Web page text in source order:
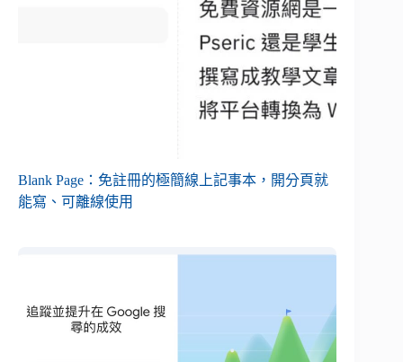
Blank Page：免註冊的極簡線上記事本，開分頁就
能寫、可離線使用